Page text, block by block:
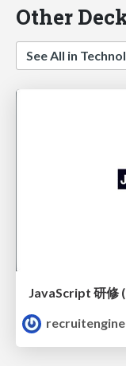
Other
See All in
JavaScript 研修